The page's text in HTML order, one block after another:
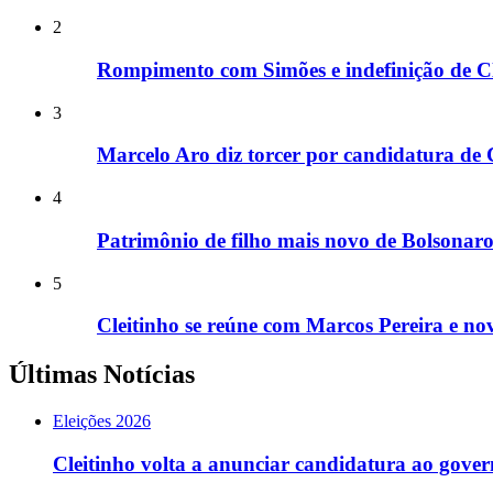
2
Rompimento com Simões e indefinição de
3
Marcelo Aro diz torcer por candidatura de
4
Patrimônio de filho mais novo de
5
Cleitinho se reúne com Marcos Pereira e
Últimas Notícias
Eleições 2026
Cleitinho volta a anunciar candidatura ao